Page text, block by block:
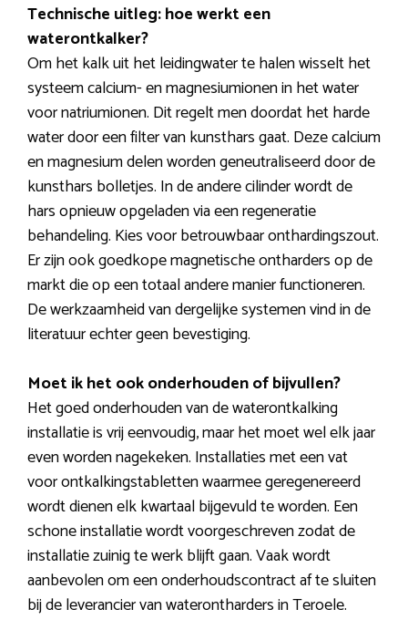
Technische uitleg: hoe werkt een
waterontkalker?
Om het kalk uit het leidingwater te halen wisselt het
systeem calcium- en magnesiumionen in het water
voor natriumionen. Dit regelt men doordat het harde
water door een filter van kunsthars gaat. Deze calcium
en magnesium delen worden geneutraliseerd door de
kunsthars bolletjes. In de andere cilinder wordt de
hars opnieuw opgeladen via een regeneratie
behandeling. Kies voor betrouwbaar onthardingszout.
Er zijn ook goedkope magnetische ontharders op de
markt die op een totaal andere manier functioneren.
De werkzaamheid van dergelijke systemen vind in de
literatuur echter geen bevestiging.
Moet ik het ook onderhouden of bijvullen?
Het goed onderhouden van de waterontkalking
installatie is vrij eenvoudig, maar het moet wel elk jaar
even worden nagekeken. Installaties met een vat
voor ontkalkingstabletten waarmee geregenereerd
wordt dienen elk kwartaal bijgevuld te worden. Een
schone installatie wordt voorgeschreven zodat de
installatie zuinig te werk blijft gaan. Vaak wordt
aanbevolen om een onderhoudscontract af te sluiten
bij de leverancier van waterontharders in Teroele.